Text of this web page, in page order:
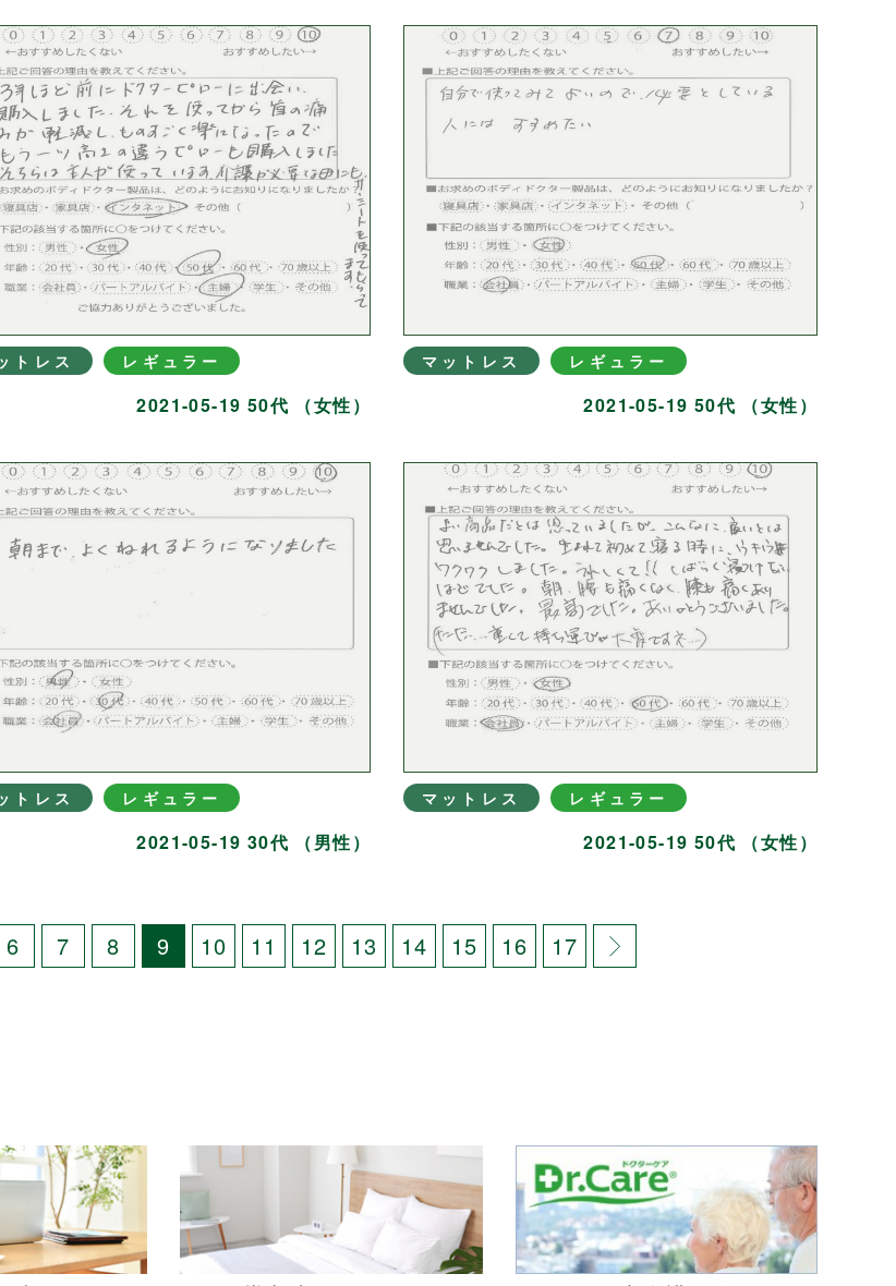
トレス レギュラー
2021-05-19 50代 （女性）
マットレス レギュラー
2021-05-19 50代 （女性）
トレス レギュラー
2021-05-19 30代 （男性）
マットレス レギュラー
2021-05-19 50代 （女性）
6 7 8 9 10 11 12 13 14 15 16 17